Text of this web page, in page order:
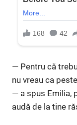
— Pentru că
nu vreau ca
— a spus Emilia,
audă de la tine